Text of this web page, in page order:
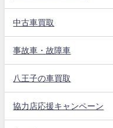
中古車買取
事故車・故障車
八王子の車買取
協力店応援キャンペーン